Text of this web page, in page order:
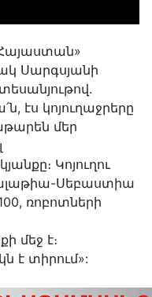
Սարգսյանի
էս կոյուղաջրերը
մեր
Կոյուղու
Սեբաստիա
ռոբոտների
մեջ է։
է տիրում»: